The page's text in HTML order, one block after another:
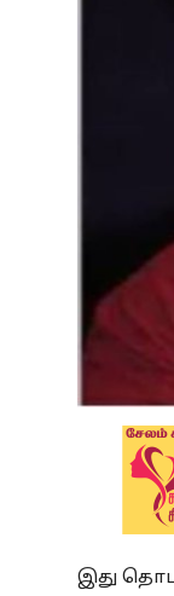
இது